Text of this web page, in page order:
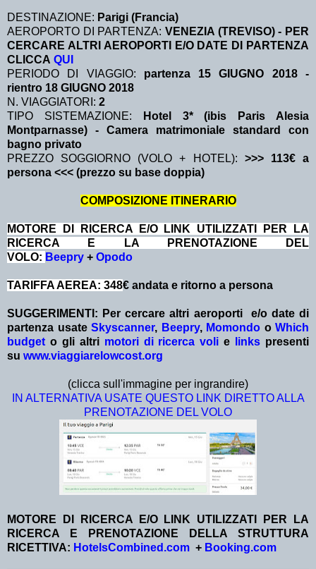
DESTINAZIONE: Parigi (Francia)
AEROPORTO DI PARTENZA: VENEZIA (TREVISO) - PER
CERCARE ALTRI AEROPORTI E/O DATE DI PARTENZA
CLICCA QUI
PERIODO DI VIAGGIO: partenza 15 GIUGNO 2018-
rientro 18 GIUGNO 2018
N. VIAGGIATORI: 2
TIPO SISTEMAZIONE:
Hotel 3* (ibis Paris Alesia
Montparnasse) - Camera matrimoniale standard con
bagno privato
PREZZO SOGGIORNO (VOLO + HOTEL): >>> 113€ a
persona <<< (prezzo su base doppia)
COMPOSIZIONE ITINERARIO
MOTORE DI RICERCA E/O LINK UTILIZZATI PER LA
RICERCA E LA PRENOTAZIONE DEL
VOLO: Beepry + Opodo
TARIFFA AEREA: 348€ andata e ritorno a persona
SUGGERIMENTI: Per cercare altri aeroporti e/o date di
partenza usate Skyscanner, Beepry, Momondo o Which
budget o gli altri motori di ricerca voli e links presenti
su www.viaggiarelowcost.org
(clicca sull'immagine per ingrandire)
IN ALTERNATIVA USATE QUESTO LINK DIRETTO ALLA
PRENOTAZIONE DEL VOLO
MOTORE DI RICERCA E/O LINK UTILIZZATI PER LA
RICERCA E PRENOTAZIONE DELLA STRUTTURA
RICETTIVA: HotelsCombined.com + Booking.com